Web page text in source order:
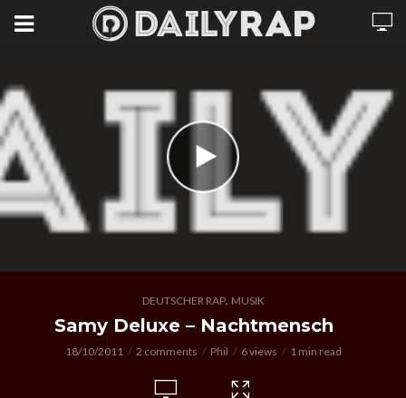
DEUTSCHER RAP, MUSIK
Samy Deluxe – Nachtmensch
18/10/2011 2 comments Phil 6 views 1 min read